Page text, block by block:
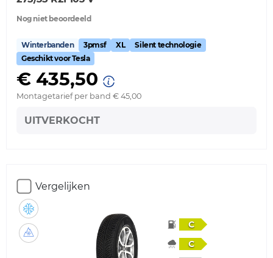
Nog niet beoordeeld
Winterbanden 3pmsf XL
Silent technologie
Geschikt voor Tesla
€ 435,50
Montagetarief per band € 45,00
UITVERKOCHT
Vergelijken
C
C